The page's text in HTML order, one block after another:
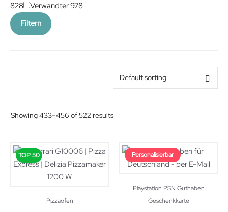
828
Verwandter978
Filtern
Showing 433–456 of 522 results
TOP 50
Pizzaofen
Personalisierbar
Playstation PSN Guthaben
Geschenkkarte